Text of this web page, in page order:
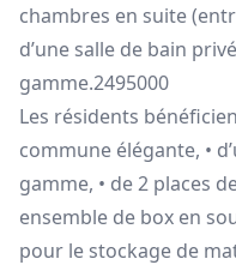
chambres en suite
d’une salle de bain
gamme.2495000
Les résidents
commune élégante, •
gamme, • de 2 places
ensemble de box en
pour le stockage de